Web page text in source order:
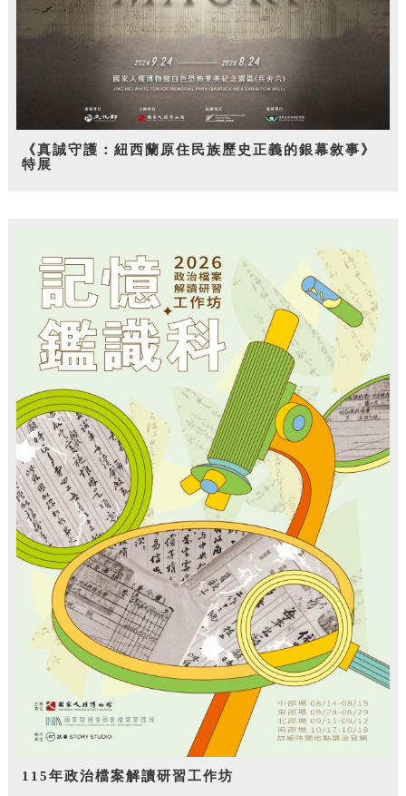
《真誠守護：紐西蘭原住民族歷史正義的銀幕敘事》
特展
115年政治檔案解讀研習工作坊